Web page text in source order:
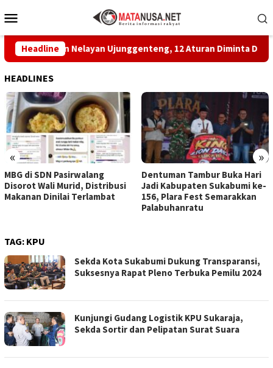
ke
Mobile
HeadlineNelayan Ujunggenteng, 12 Aturan Diminta Dipatuhi
HEADLINES
« »
MBG di SDN Pasirwalang
Disorot Wali Murid, Distribusi
Makanan Dinilai Terlambat
Dentuman Tambur Buka Hari
Jadi Kabupaten Sukabumi ke-
156, Plara Fest Semarakkan
Palabuhanratu
TAG: KPU
Sekda Kota Sukabumi Dukung Transparansi,
Suksesnya Rapat Pleno Terbuka Pemilu 2024
Kunjungi Gudang Logistik KPU Sukaraja,
Sekda Sortir dan Pelipatan Surat Suara